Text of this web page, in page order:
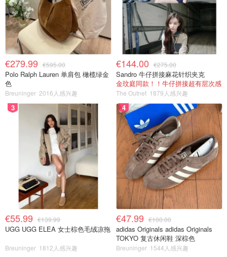
€279.99 €595.00
Polo Ralph Lauren 单肩包 橄榄绿金
色
Breuninger 2016人感兴趣
€144.00 €275.00
Sandro 牛仔拼接麻花针织夹克
金玟庭同款！！牛仔拼接超有层次感
The Outnet 1879人感兴趣
3
€55.99 €139.99
UGG UGG ELEA 女士棕色毛绒凉拖
Breuninger 1812人感兴趣
4
€47.99 €100.00
adidas Originals adidas Originals
TOKYO 复古休闲鞋 深棕色
Breuninger 1544人感兴趣